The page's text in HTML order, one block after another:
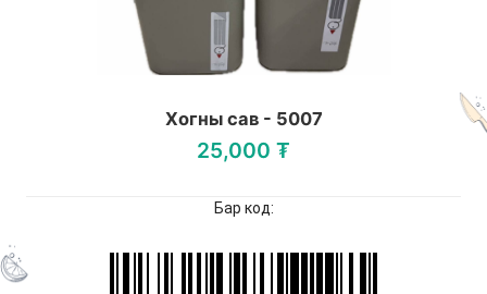
Хогны сав - 5007
25,000 ₮
Бар код: